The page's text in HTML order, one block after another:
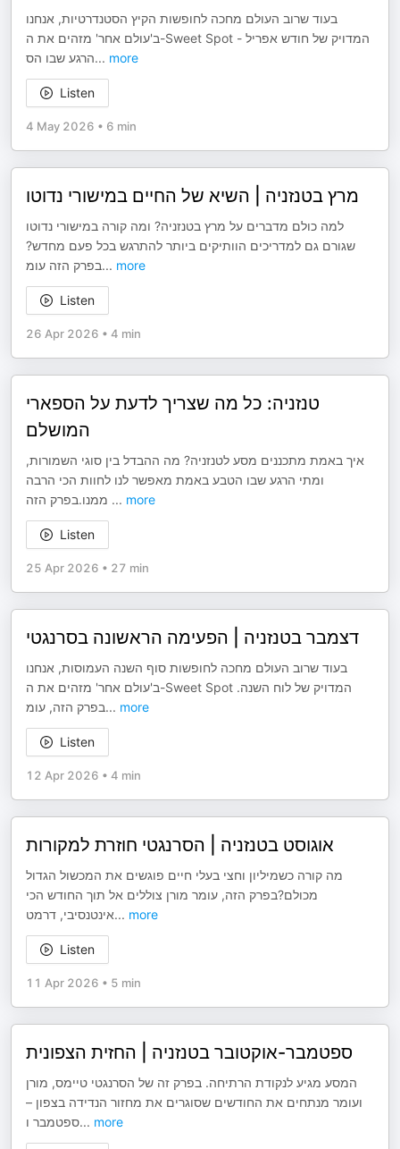
בעוד שרוב העולם מחכה לחופשות הקיץ הסטנדרטיות, אנחנו
ב'עולם אחר' מזהים את ה-Sweet Spot המדויק של חודש אפריל -
הרגע שבו הס... more
Listen
4 May 2026 • 6 min
מרץ בטנזניה | השיא של החיים במישורי נדוטו
למה כולם מדברים על מרץ בטנזניה? ומה קורה במישורי נדוטו
שגורם גם למדריכים הוותיקים ביותר להתרגש בכל פעם מחדש?
בפרק הזה עומ... more
Listen
26 Apr 2026 • 4 min
טנזניה: כל מה שצריך לדעת על הספארי
המושלם
איך באמת מתכננים מסע לטנזניה? מה ההבדל בין סוגי השמורות,
ומתי הרגע שבו הטבע באמת מאפשר לנו לחוות הכי הרבה
... more
Listen
25 Apr 2026 • 27 min
דצמבר בטנזניה | הפעימה הראשונה בסרנגטי
בעוד שרוב העולם מחכה לחופשות סוף השנה העמוסות, אנחנו
ב'עולם אחר' מזהים את ה-Sweet Spot המדויק של לוח השנה.
בפרק הזה, עומ... more
Listen
12 Apr 2026 • 4 min
אוגוסט בטנזניה | הסרנגטי חוזרת למקורות
מה קורה כשמיליון וחצי בעלי חיים פוגשים את המכשול הגדול
מכולם?בפרק הזה, עומר מורן צוללים אל תוך החודש הכי
אינטנסיבי, דרמט... more
Listen
11 Apr 2026 • 5 min
ספטמבר-אוקטובר בטנזניה | החזית הצפונית
המסע מגיע לנקודת הרתיחה. בפרק זה של הסרנגטי טיימס, מורן
ועומר מנתחים את החודשים שסוגרים את מחזור הנדידה בצפון –
ספטמבר ו... more